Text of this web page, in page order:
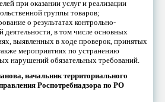
при оказании услуг и реализации
группы товаров;
о результатах контрольно-
деятельности, в том числе основных
выявленных в ходе проверок, принятых
мероприятиях по устранению
нарушений обязательных требований.
начальник территориального
Роспотребнадзора по РО